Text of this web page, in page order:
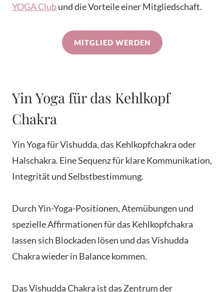
YOGA Clubund die Vorteile einer Mitgliedschaft.
MITGLIED WERDEN
Yin Yoga für das Kehlkopf
Chakra
Yin Yoga für Vishudda, das Kehlkopfchakra oder
Halschakra. Eine Sequenz für klare Kommunikation,
Integrität und Selbstbestimmung.
Durch Yin-Yoga-Positionen, Atemübungen und
spezielle Affirmationen für das Kehlkopfchakra
lassen sich Blockaden lösen und das Vishudda
Chakra wieder in Balance kommen.
Das Vishudda Chakra ist das Zentrum der